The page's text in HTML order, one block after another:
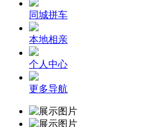
同城拼车
本地相亲
个人中心
更多导航